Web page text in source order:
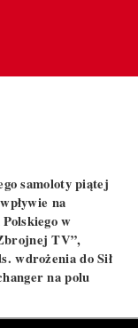
samoloty piątej
na
w
TV”,
wdrożenia do Sił
na polu